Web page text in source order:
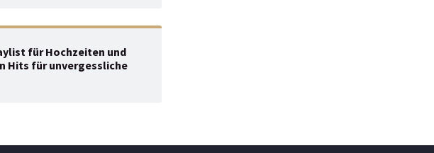
für Hochzeiten und
Hits für unvergessliche